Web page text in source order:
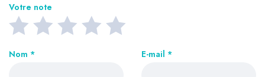
Votre note
Nom * E-mail *